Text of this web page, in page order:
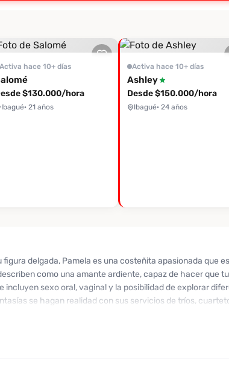
hace 10+ días
$130.000/hora
Ibagué· 21 años
Activa hace 10+ días
Ashley
Desde $150.000/hora
Ibagué· 24 años
figura delgada, Pamela es una costeñita apasionada que
como una amante ardiente, capaz de hacer que
incluyen sexo oral, vaginal y la posibilidad de explorar
se hagan realidad con sus servicios de tríos,
para asegurar una experiencia placentera y
videollamadas calientes y contenido personalizado. No